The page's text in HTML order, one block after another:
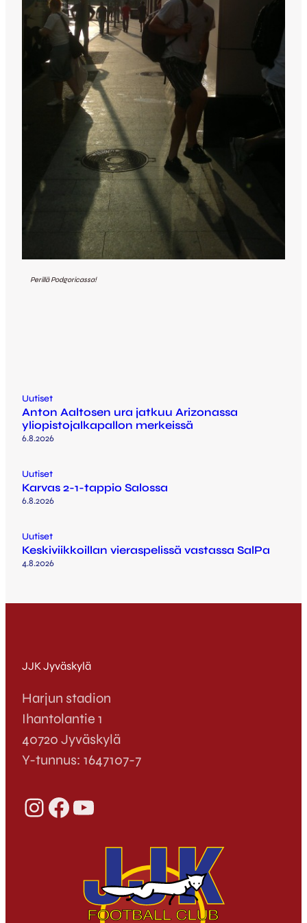
Perillä Podgoricassa!
Uutiset
Anton Aaltosen ura jatkuu Arizonassa
yliopistojalkapallon merkeissä
6.8.2026
Uutiset
Karvas 2-1-tappio Salossa
6.8.2026
Uutiset
Keskiviikkoillan vieraspelissä vastassa SalPa
4.8.2026
JJK Jyväskylä
Harjun stadion
Ihantolantie 1
40720 Jyväskylä
Y-tunnus: 1647107-7
InstagramFacebook YouTube